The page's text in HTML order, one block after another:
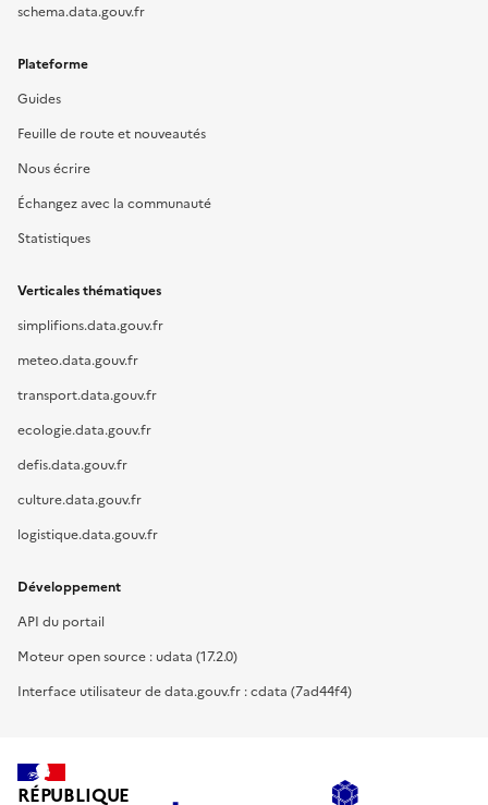
schema.data.gouv.fr
Plateforme
Guides
Feuille de route et nouveautés
Nous écrire
Échangez avec la communauté
Statistiques
Verticales thématiques
simplifions.data.gouv.fr
meteo.data.gouv.fr
transport.data.gouv.fr
ecologie.data.gouv.fr
defis.data.gouv.fr
culture.data.gouv.fr
logistique.data.gouv.fr
Développement
API du portail
Moteur open source : udata (17.2.0)
Interface utilisateur de data.gouv.fr : cdata (7ad44f4)
RÉPUBLIQUE